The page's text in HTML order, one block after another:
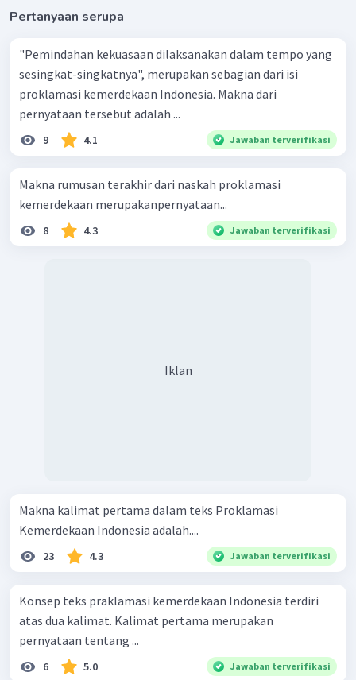
Pertanyaan serupa
"Pemindahan kekuasaan dilaksanakan dalam tempo yang
sesingkat-singkatnya", merupakan sebagian dari isi
proklamasi kemerdekaan Indonesia. Makna dari
pernyataan tersebut adalah ...
9 4.1 Jawaban terverifikasi
Makna rumusan terakhir dari naskah proklamasi
kemerdekaan merupakanpernyataan...
8 4.3 Jawaban terverifikasi
Iklan
Makna kalimat pertama dalam teks Proklamasi
Kemerdekaan Indonesia adalah....
23 4.3 Jawaban terverifikasi
Konsep teks praklamasi kemerdekaan Indonesia terdiri
atas dua kalimat. Kalimat pertama merupakan
pernyataan tentang ...
6 5.0 Jawaban terverifikasi